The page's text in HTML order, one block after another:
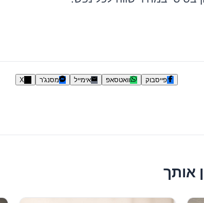
פייסבוק וואטסאפ אימייל מסנג'ר X
אותך